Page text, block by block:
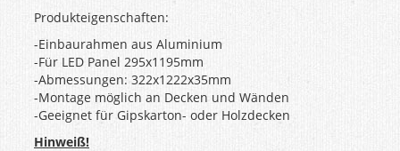
Produkteigenschaften:
-Einbaurahmen aus Aluminium
-Für LED Panel 295x1195mm
-Abmessungen: 322x1222x35mm
-Montage möglich an Decken und Wänden
-Geeignet für Gipskarton- oder Holzdecken
Hinweiß!